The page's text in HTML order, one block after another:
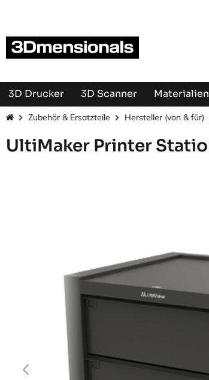
3D Drucker 3D Scanner Materialien
Zubehör & Ersatzteile Hersteller (von & für)
UltiMaker Printer